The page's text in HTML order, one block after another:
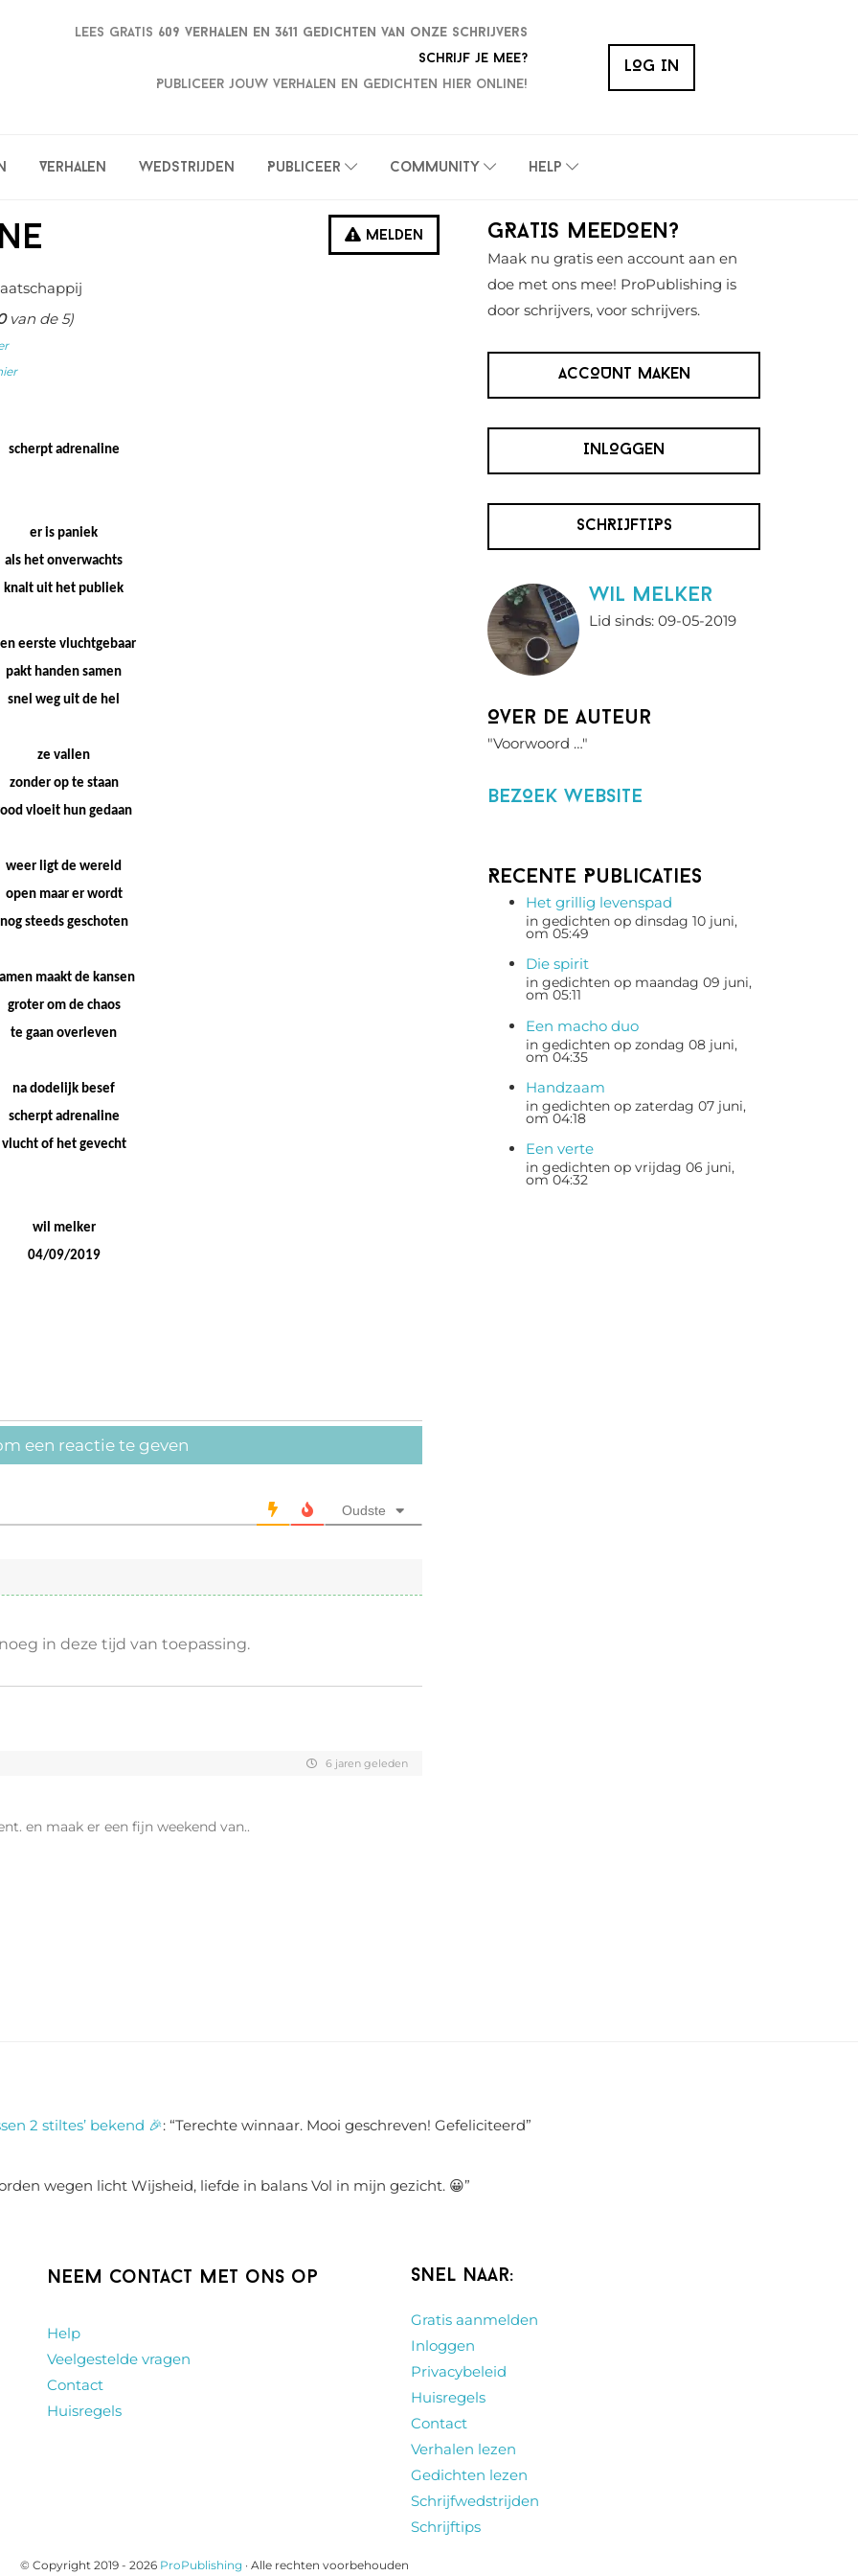
Lees gratis 609 verhalen en 3611 gedichten van onze schrijvers
Schrijf je mee?
Publiceer jouw verhalen en gedichten hier online!
LOG IN
Verhalen Wedstrijden Publiceer Community Help
Melden
van de 5)
scherpt adrenaline
er is paniek
als het onverwachts
knalt uit het publiek
eerste vluchtgebaar
pakt handen samen
snel weg uit de hel
ze vallen
zonder op te staan
vloeit hun gedaan
weer ligt de wereld
open maar er wordt
nog steeds geschoten
maakt de kansen
groter om de chaos
te gaan overleven
na dodelijk besef
scherpt adrenaline
vlucht of het gevecht
wil melker
04/09/2019
een reactie te geven
Oudste
in deze tijd van toepassing.
6 jaren geleden
en maak er een fijn weekend van..
Primaire
Sidebar
GRATIS MEEDOEN?
Maak nu gratis een account aan en
doe met ons mee! ProPublishing is
door schrijvers, voor schrijvers.
ACCOUNT MAKEN
INLOGGEN
SCHRIJFTIPS
wil melker
Lid sinds: 09-05-2019
Over de auteur
"Voorwoord …"
BezOek website
Recente Publicaties
Het grillig levenspad
in gedichten op dinsdag 10 juni,
om 05:49
Die spirit
in gedichten op maandag 09 juni,
om 05:11
Een macho duo
in gedichten op zondag 08 juni,
om 04:35
Handzaam
in gedichten op zaterdag 07 juni,
om 04:18
Een verte
in gedichten op vrijdag 06 juni,
om 04:32
2 stiltes’ bekend 🎉: “Terechte winnaar. Mooi geschreven! Gefeliciteerd”
wegen licht Wijsheid, liefde in balans Vol in mijn gezicht. 😀”
Neem contact met ons op
Help
Veelgestelde vragen
Contact
Huisregels
Snel naar:
Gratis aanmelden
Inloggen
Privacybeleid
Huisregels
Contact
Verhalen lezen
Gedichten lezen
Schrijfwedstrijden
Schrijftips
© Copyright 2019 - 2026 ProPublishing · Alle rechten voorbehouden